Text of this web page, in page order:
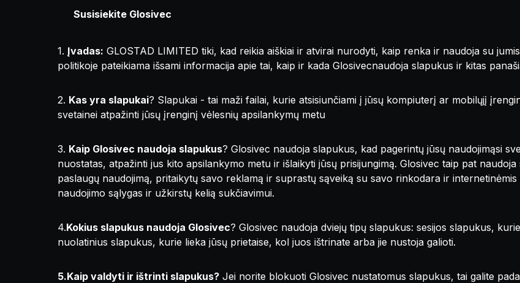
Susisiekite Glosivec
1. Įvadas: GLOSTAD LIMITED tiki, kad reikia aiškiai ir atvirai nurodyti, kaip renka ir naudoja su
politikoje pateikiama išsami informacija apie tai, kaip ir kada Glosivecnaudoja slapukus ir kitas
2. Kas yra slapukai? Slapukai - tai maži failai, kurie atsisiunčiami į jūsų kompiuterį ar mobilųjį
svetainei atpažinti jūsų įrenginį vėlesnių apsilankymų metu
3. Kaip Glosivec naudoja slapukus? Glosivec naudoja slapukus, kad pagerintų jūsų naudojimąsi
nuostatas, atpažinti jus kito apsilankymo metu ir išlaikyti jūsų prisijungimą. Glosivec taip pat
paslaugų naudojimą, pritaikytų savo reklamą ir suprastų sąveiką su savo rinkodara ir
naudojimo sąlygas ir užkirstų kelią sukčiavimui.
4.Kokius slapukus naudoja Glosivec? Glosivec naudoja dviejų tipų slapukus: sesijos slapukus,
nuolatinius slapukus, kurie lieka jūsų prietaise, kol juos ištrinate arba jie nustoja galioti.
5.Kaip valdyti ir ištrinti slapukus? Jei norite blokuoti Glosivec nustatomus slapukus, tai galite